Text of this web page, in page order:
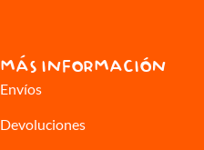
MÁS INFORMACIÓN
Envíos
Devoluciones